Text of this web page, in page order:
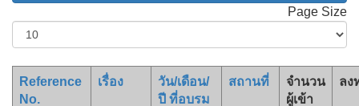
Page Size
Reference
No.
เรื่อง
วัน/เดือน/
ปี ที่อบรม
สถานที่
จำนวน
ผู้เข้า
ลง